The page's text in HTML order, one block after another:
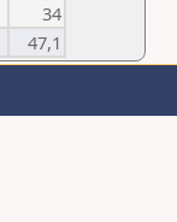
34
47,1